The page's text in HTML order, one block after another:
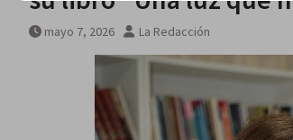
mayo 7, 2026 La Redacción